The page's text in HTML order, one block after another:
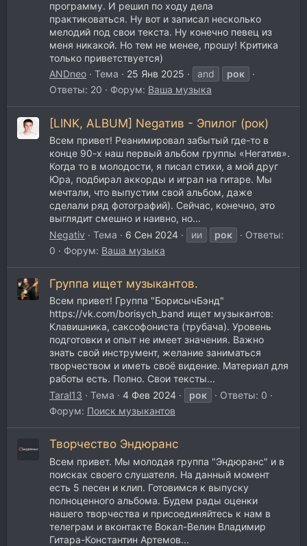
программу. И решил по ходу дела
практиковаться. Ну вот и записал несколько
мелодий под свои текста. Ну конечно певец из
меня никакой. Но тем не менее, прошу! Критика
только приветствуется)
ANDneo
Тема 25 Янв 2025 and
рок
Ответы: 20
Форум: Ваша музыка
[LINK, ALBUM] Negатив - Эпилог (рок)
Всем привет! Реанимировал забытый где-то в
конце 90-х наш первый альбом группы «Негатив».
Когда то в молодости, я писал стихи, а мой друг
Юра, подбирал аккорды и играл на гитаре. Мы
мечтали, что выпустим свой альбом, даже
сделали ряд фотографий). Сейчас, конечно, это
выглядит смешно и наивно, но...
Negativ
Тема 6 Сен 2024 ии рок
Ответы:
0
Форум: Ваша музыка
Группа ищет музыкантов.
Всем привет! Группа "БорисычБэнд"
https://vk.com/borisych_band ищет музыкантов:
Клавишника, саксофониста (трубача). Уровень
подготовки и опыт не имеет значения. Важно
знать свой инструмент, желание заниматься
творчеством и иметь своё видение. Материал для
работы есть. Полно. Свои тексты...
Taral13
Тема 4 Фев 2024 рок
Ответы: 0
Форум: Поиск музыкантов
Творчество Эндюранс
Всем привет. Мы молодая группа "Эндюранс" и в
поисках своего слушателя. На данный момент
есть 5 песен и клип. Готовимся к выпуску
полноценного альбома. Будем рады оценки
нашего творчества и присоединяйтесь к нам в
телеграм и вконтакте Вокал-Велин Владимир
Гитара-Константин Артемов...